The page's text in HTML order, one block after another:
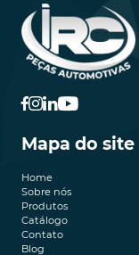
Mapa do site
Home
Sobre nós
Produtos
Catálogo
Contato
Blog